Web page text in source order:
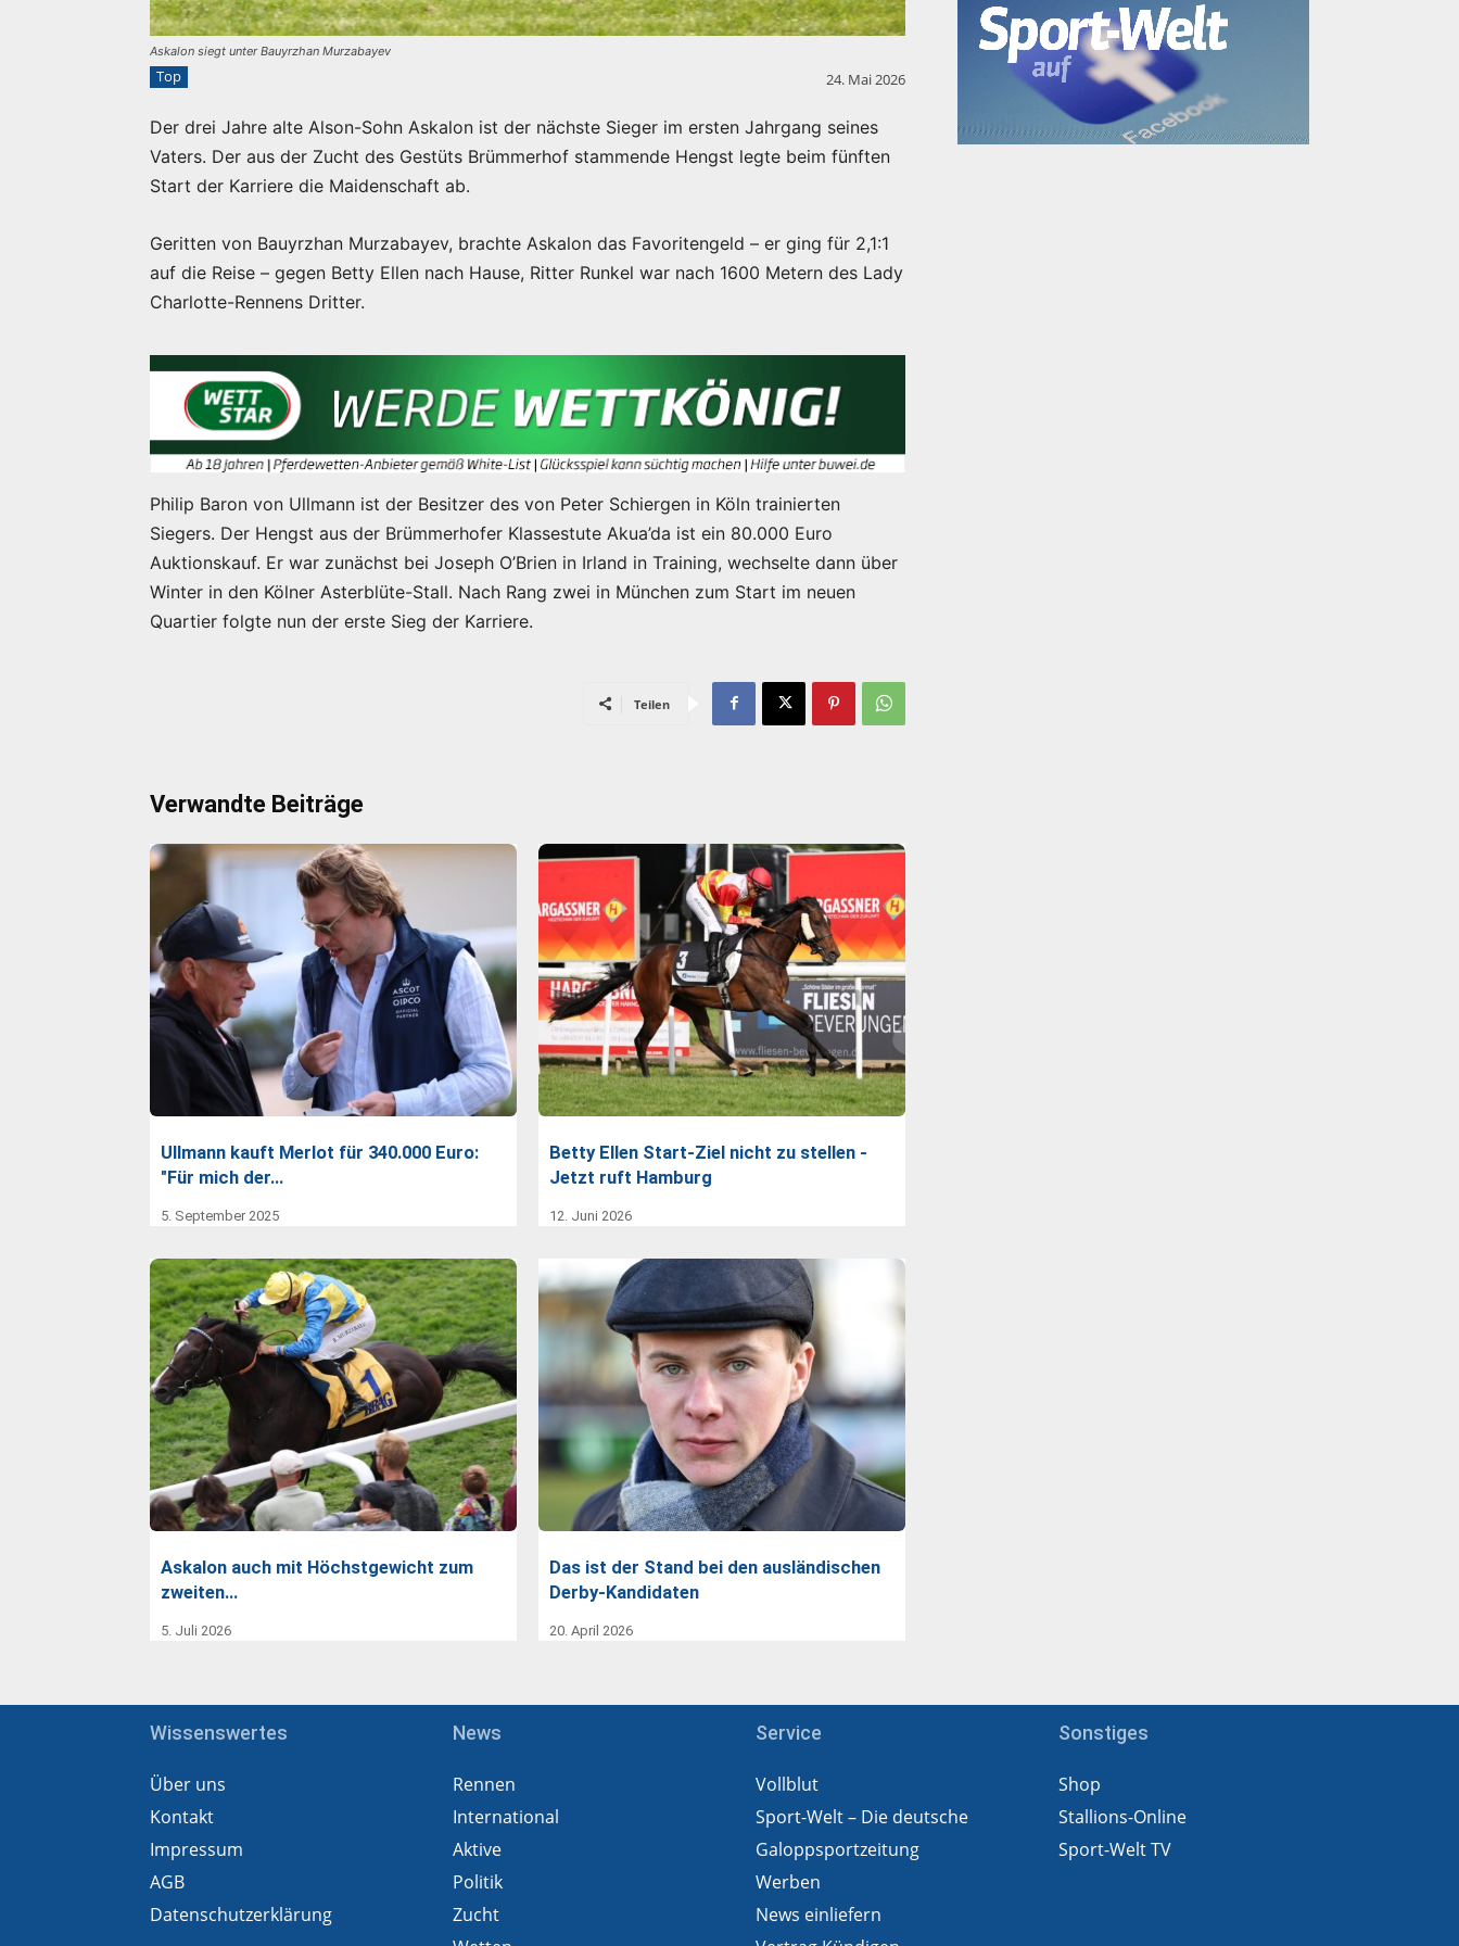
Askalon siegt unter Bauyrzhan Murzabayev
Top 24. Mai 2026
Der drei Jahre alte Alson-Sohn Askalon ist der nächste Sieger im ersten Jahrgang seines
Vaters. Der aus der Zucht des Gestüts Brümmerhof stammende Hengst legte beim fünften
Start der Karriere die Maidenschaft ab.
Geritten von Bauyrzhan Murzabayev, brachte Askalon das Favoritengeld – er ging für 2,1:1
auf die Reise – gegen Betty Ellen nach Hause, Ritter Runkel war nach 1600 Metern des Lady
Charlotte-Rennens Dritter.
Philip Baron von Ullmann ist der Besitzer des von Peter Schiergen in Köln trainierten
Siegers. Der Hengst aus der Brümmerhofer Klassestute Akua’da ist ein 80.000 Euro
Auktionskauf. Er war zunächst bei Joseph O’Brien in Irland in Training, wechselte dann über
Winter in den Kölner Asterblüte-Stall. Nach Rang zwei in München zum Start im neuen
Quartier folgte nun der erste Sieg der Karriere.
Teilen
Verwandte Beiträge
Ullmann kauft Merlot für 340.000 Euro:
"Für mich der…
5. September 2025
Betty Ellen Start-Ziel nicht zu stellen -
Jetzt ruft Hamburg
12. Juni 2026
Askalon auch mit Höchstgewicht zum
zweiten…
5. Juli 2026
Das ist der Stand bei den ausländischen
Derby-Kandidaten
20. April 2026
Wissenswertes
Über uns
Kontakt
Impressum
AGB
Datenschutzerklärung
News
Rennen
International
Aktive
Politik
Zucht
Service
Vollblut
Sport-Welt – Die deutsche
Galoppsportzeitung
Werben
News einliefern
Sonstiges
Shop
Stallions-Online
Sport-Welt TV